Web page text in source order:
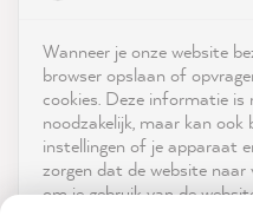
Service
Neem contact op met
Wanneer je onze website
browser opslaan of
cookies. Deze informatie is
noodzakelijk, maar kan ook
instellingen of je apparaat
zorgen dat de website
om je gebruik van de